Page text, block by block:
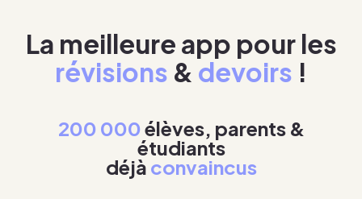
La meilleure app pour les
révisions & devoirs !
200 000élèves, parents &
étudiants
déjà convaincus